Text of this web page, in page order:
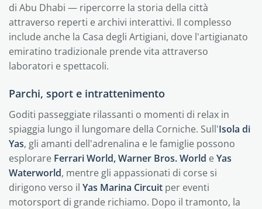
di Abu Dhabi — ripercorre la storia della città
attraverso reperti e archivi interattivi. Il complesso
include anche la Casa degli Artigiani, dove l'artigianato
emiratino tradizionale prende vita attraverso
laboratori e spettacoli.
Parchi, sport e intrattenimento
Goditi passeggiate rilassanti o momenti di relax in
spiaggia lungo il lungomare della Corniche. Sull'Isola di
Yas, gli amanti dell'adrenalina e le famiglie possono
esplorare Ferrari World, Warner Bros. World eYas
Waterworld, mentre gli appassionati di corse si
dirigono verso il Yas Marina Circuit per eventi
motorsport di grande richiamo. Dopo il tramonto, la